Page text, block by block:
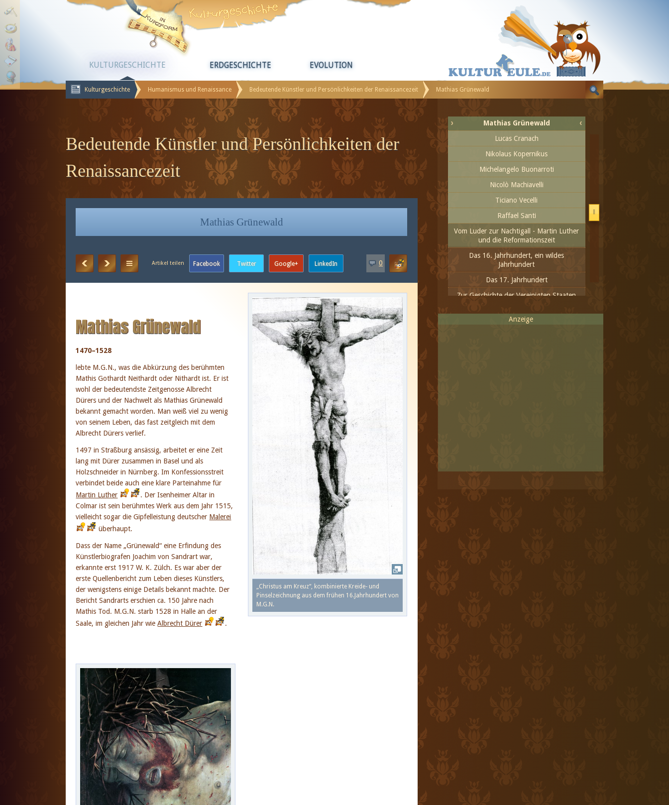
KULTURGESCHICHTE ERDGESCHICHTE EVOLUTION
Kulturgeschichte Humanismus und Renaissance Bedeutende Künstler und Persönlichkeiten der Renaissancezeit Mathias Grünewald
Bedeutende Künstler und Persönlichkeiten der
Renaissancezeit
Mathias Grünewald
0
„Christus am Kreuz“, kombinierte Kreide- und
Pinselzeichnung aus dem frühen 16.Jahrhundert von
M.G.N.
Mathias Grünewald
1470–1528
lebte M.G.N., was die Abkürzung des berühmten
Mathis Gothardt Neithardt oder Nithardt ist. Er ist
wohl der bedeutendste Zeitgenosse Albrecht
Dürers und der Nachwelt als Mathias Grünewald
bekannt gemacht worden. Man weiß viel zu wenig
von seinem Leben, das fast zeitgleich mit dem
Albrecht Dürers verlief.
1497 in Straßburg ansässig, arbeitet er eine Zeit
lang mit Dürer zusammen in Basel und als
Holzschneider in Nürnberg. Im Konfessionsstreit
verbindet beide auch eine klare Parteinahme für
Martin Luther
. Der Isenheimer Altar in
Colmar ist sein berühmtes Werk aus dem Jahr 1515,
vielleicht sogar die Gipfelleistung deutscher Malerei
überhaupt.
Dass der Name „Grünewald“ eine Erfindung des
Künstlerbiografen Joachim von Sandrart war,
erkannte erst 1917 W. K. Zülch. Es war aber der
erste Quellenbericht zum Leben dieses Künstlers,
der wenigstens einige Details bekannt machte. Der
Bericht Sandrarts erschien ca. 150 Jahre nach
Mathis Tod. M.G.N. starb 1528 in Halle an der
Saale, im gleichen Jahr wieAlbrecht Dürer .
Sandro Botticelli
Veit Stoß
Leonardo da Vinci
Girolamo Savonarola
Tilman Riemenschneider
Mathias Grünewald
Lucas Cranach
Nikolaus Kopernikus
Michelangelo Buonarroti
Nicolò Machiavelli
Ticiano Vecelli
Raffael Santi
Vom Luder zur Nachtigall - Martin Luther
und die Reformationszeit
Das 16. Jahrhundert, ein wildes
Jahrhundert
Das 17. Jahrhundert
Zur Geschichte der Vereinigten Staaten
Das 18. Jahrhundert - Zeit der Aufklärung
Anzeige